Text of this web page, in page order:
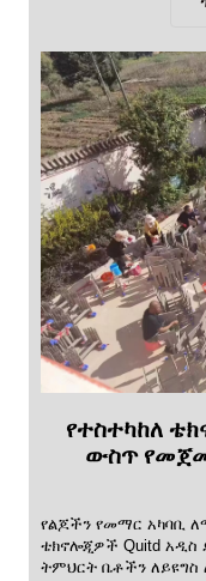
የተስተካከለ
ውስጥ
የልጆችን የመማር አካባቢ
ቴክኖሎጂዎች Quitd አዲስ
ትምህርት ቤቶችን ለይዩግስ